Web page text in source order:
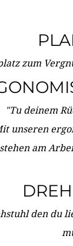
zum
"Tu deinem
unseren
am
den du